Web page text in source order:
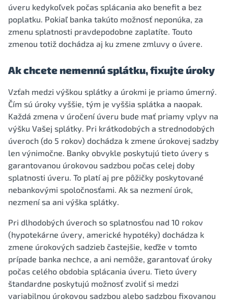
úveru kedykoľvek počas splácania ako benefit a bez
poplatku. Pokiaľ banka takúto možnosť neponúka, za
zmenu splatnosti pravdepodobne zaplatíte. Touto
zmenou totiž dochádza aj ku zmene zmluvy o úvere.
Ak chcete nemennú splátku, fixujte úroky
Vzťah medzi výškou splátky a úrokmi je priamo úmerný.
Čím sú úroky vyššie, tým je vyššia splátka a naopak.
Každá zmena v úročení úveru bude mať priamy vplyv na
výšku Vašej splátky. Pri krátkodobých a strednodobých
úveroch (do 5 rokov) dochádza k zmene úrokovej sadzby
len výnimočne. Banky obvykle poskytujú tieto úvery s
garantovanou úrokovou sadzbou počas celej doby
splatnosti úveru. To platí aj pre pôžičky poskytované
nebankovými spoločnosťami. Ak sa nezmení úrok,
nezmení sa ani výška splátky.
Pri dlhodobých úveroch so splatnosťou nad 10 rokov
(hypotekárne úvery, americké hypotéky) dochádza k
zmene úrokových sadzieb častejšie, keďže v tomto
prípade banka nechce, a ani nemôže, garantovať úroky
počas celého obdobia splácania úveru. Tieto úvery
štandardne poskytujú možnosť zvoliť si medzi
variabilnou úrokovou sadzbou alebo sadzbou fixovanou